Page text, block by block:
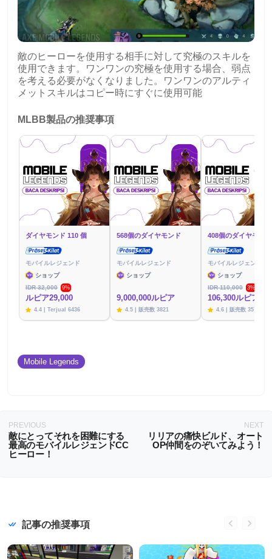
敵のヒーローを使用する相手に対して究極のスキルを
使用できます。ワンワンの究極を使用する場合、弱点
を考える必要がなくなりました。ワンワンのアルティ
メットスキルはコピー時にすぐに使用可能
MLBB製品の推奨事項
ダイヤモンド 110 個
モバイルレジェンド
ショップ
IDR 32,000
9%
ルピア29,000
4.4 | Terjual 6436
568個のダイヤモンド
モバイルレジェンド
ショップ
9,000,000ルピア
4.5 | 販売数 3821
408個のダイヤモンド
モバイルレジェンド
ショップ
IDR 110,000
3%
106,300ルピア
4.6 | 販売数 3576
Mobile Legends
PREVIOUS
敵にとってそれを困難にする
最高のモバイルレジェンドCC
ヒーロー！
NEXT
リリアの痛快ビルド、オート
OP仲間をのぞいてみよう！
記事の推奨事項